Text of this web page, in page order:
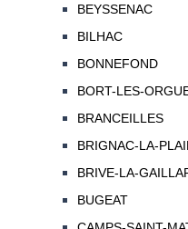
BEYSSENAC
BILHAC
BONNEFOND
BORT-LES-
BRANCEILLES
BRIGNAC-LA-
BRIVE-LA-
BUGEAT